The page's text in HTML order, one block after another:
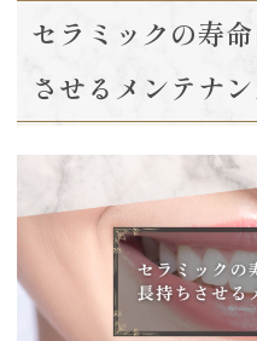
セラミックの寿
させるメンテナ